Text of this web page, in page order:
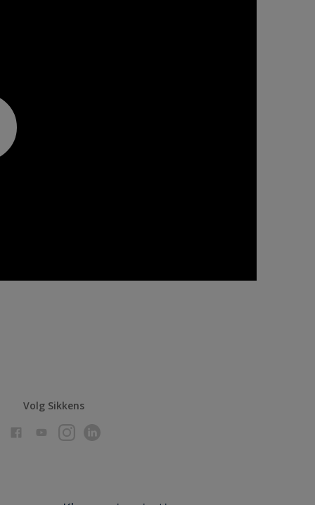
Volg Sikkens